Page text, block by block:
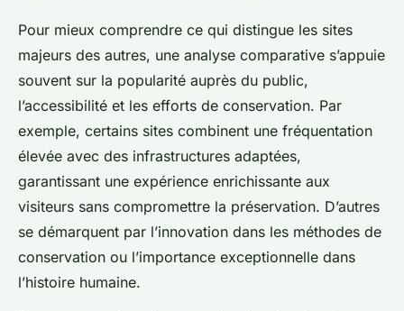
Pour mieux comprendre ce qui distingue les sites
majeurs des autres, une analyse comparative s’appuie
souvent sur la popularité auprès du public,
l’accessibilité et les efforts de conservation. Par
exemple, certains sites combinent une fréquentation
élevée avec des infrastructures adaptées,
garantissant une expérience enrichissante aux
visiteurs sans compromettre la préservation. D’autres
se démarquent par l’innovation dans les méthodes de
conservation ou l’importance exceptionnelle dans
l’histoire humaine.